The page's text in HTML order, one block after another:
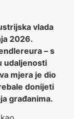
vlada
2026.
– s
udaljenosti
mjera je dio
donijeti
građanima.